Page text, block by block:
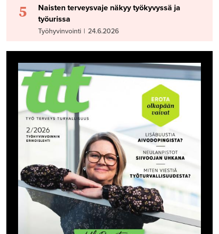
5
Naisten terveysvaje näkyy työkyvyssä ja
työurissa
Työhyvinvointi | 24.6.2026